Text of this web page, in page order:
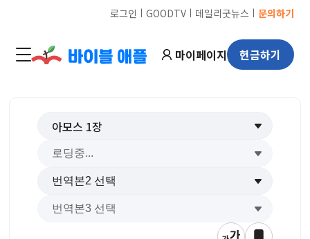
로그인 ㅣ GOODTVㅣ 데일리굿뉴스 ㅣ 문의하기
마이페이지 헌금하기
아모스 1장